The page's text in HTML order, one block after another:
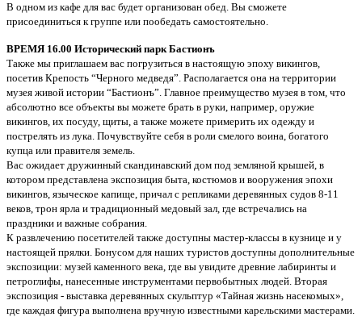
В одном из кафе для вас будет организован обед. Вы сможете
присоединиться к группе или пообедать самостоятельно.
ВРЕМЯ 16.00 Исторический парк Бастионъ
Также мы приглашаем вас погрузиться в настоящую эпоху викингов,
посетив Крепость “Черного медведя”. Располагается она на территории
музея живой истории “Бастионъ”. Главное преимущество музея в том, что
абсолютно все объекты вы можете брать в руки, например, оружие
викингов, их посуду, щиты, а также можете примерить их одежду и
пострелять из лука. Почувствуйте себя в роли смелого воина, богатого
купца или правителя земель.
Вас ожидает дружинный скандинавский дом под земляной крышей, в
котором представлена экспозиция быта, костюмов и вооружения эпохи
викингов, языческое капище, причал с репликами деревянных судов 8-11
веков, трон ярла и традиционный медовый зал, где встречались на
праздники и важные собрания.
К развлечению посетителей также доступны мастер-классы в кузнице и у
настоящей прялки. Бонусом для наших туристов доступны дополнительные
экспозиции: музей каменного века, где вы увидите древние лабиринты и
петроглифы, нанесенные инструментами первобытных людей. Вторая
экспозиция - выставка деревянных скульптур «Тайная жизнь насекомых»,
где каждая фигура выполнена вручную известными карельскими мастерами.